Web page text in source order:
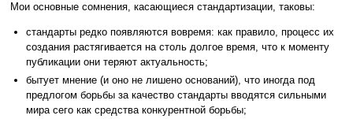
Мои основные сомнения, касающиеся стандартизации, таковы:
стандарты редко появляются вовремя: как правило, процесс их
создания растягивается на столь долгое время, что к моменту
публикации они теряют актуальность;
бытует мнение (и оно не лишено оснований), что иногда под
предлогом борьбы за качество стандарты вводятся сильными
мира сего как средства конкурентной борьбы;